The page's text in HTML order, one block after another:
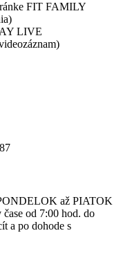
FIT FAMILY
LIVE
až PIATOK
od 7:00 hod. do
a po dohode s